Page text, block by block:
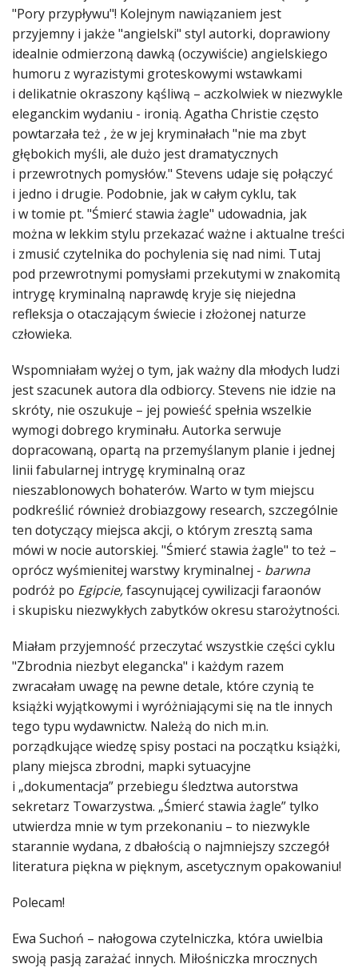
"Pory przypływu"! Kolejnym nawiązaniem jest
przyjemny i jakże "angielski" styl autorki, doprawiony
idealnie odmierzoną dawką (oczywiście) angielskiego
humoru z wyrazistymi groteskowymi wstawkami
i delikatnie okraszony kąśliwą – aczkolwiek w niezwykle
eleganckim wydaniu - ironią. Agatha Christie często
powtarzała też , że w jej kryminałach "nie ma zbyt
głębokich myśli, ale dużo jest dramatycznych
i przewrotnych pomysłów." Stevens udaje się połączyć
i jedno i drugie. Podobnie, jak w całym cyklu, tak
i w tomie pt. "Śmierć stawia żagle" udowadnia, jak
można w lekkim stylu przekazać ważne i aktualne treści
i zmusić czytelnika do pochylenia się nad nimi. Tutaj
pod przewrotnymi pomysłami przekutymi w znakomitą
intrygę kryminalną naprawdę kryje się niejedna
refleksja o otaczającym świecie i złożonej naturze
człowieka.
Wspomniałam wyżej o tym, jak ważny dla młodych ludzi
jest szacunek autora dla odbiorcy. Stevens nie idzie na
skróty, nie oszukuje – jej powieść spełnia wszelkie
wymogi dobrego kryminału. Autorka serwuje
dopracowaną, opartą na przemyślanym planie i jednej
linii fabularnej intrygę kryminalną oraz
nieszablonowych bohaterów. Warto w tym miejscu
podkreślić również drobiazgowy research, szczególnie
ten dotyczący miejsca akcji, o którym zresztą sama
mówi w nocie autorskiej. "Śmierć stawia żagle" to też –
oprócz wyśmienitej warstwy kryminalnej - barwna
podróż po Egipcie,fascynującej cywilizacji faraonów
i skupisku niezwykłych zabytków okresu starożytności.
Miałam przyjemność przeczytać wszystkie części cyklu
"Zbrodnia niezbyt elegancka" i każdym razem
zwracałam uwagę na pewne detale, które czynią te
książki wyjątkowymi i wyróżniającymi się na tle innych
tego typu wydawnictw. Należą do nich m.in.
porządkujące wiedzę spisy postaci na początku książki,
plany miejsca zbrodni, mapki sytuacyjne
i „dokumentacja” przebiegu śledztwa autorstwa
sekretarz Towarzystwa. „Śmierć stawia żagle” tylko
utwierdza mnie w tym przekonaniu – to niezwykle
starannie wydana, z dbałością o najmniejszy szczegół
literatura piękna w pięknym, ascetycznym opakowaniu!
Polecam!
Ewa Suchoń – nałogowa czytelniczka, która uwielbia
swoją pasją zarażać innych. Miłośniczka mrocznych